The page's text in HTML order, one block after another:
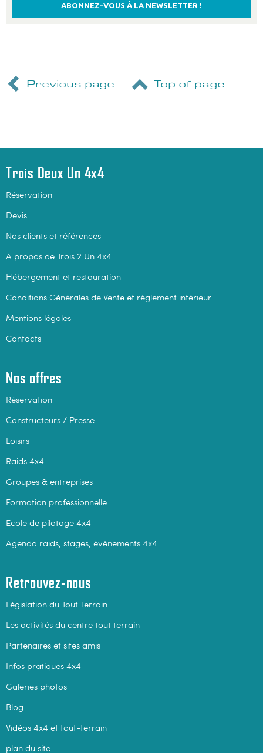
ABONNEZ-VOUS À LA NEWSLETTER !
Previous page Top of page
Trois Deux Un 4x4
Réservation
Devis
Nos clients et références
A propos de Trois 2 Un 4x4
Hébergement et restauration
Conditions Générales de Vente et règlement intérieur
Mentions légales
Contacts
Nos offres
Réservation
Constructeurs / Presse
Loisirs
Raids 4x4
Groupes & entreprises
Formation professionnelle
Ecole de pilotage 4x4
Agenda raids, stages, évènements 4x4
Retrouvez-nous
Législation du Tout Terrain
Les activités du centre tout terrain
Partenaires et sites amis
Infos pratiques 4x4
Galeries photos
Blog
Vidéos 4x4 et tout-terrain
plan du site